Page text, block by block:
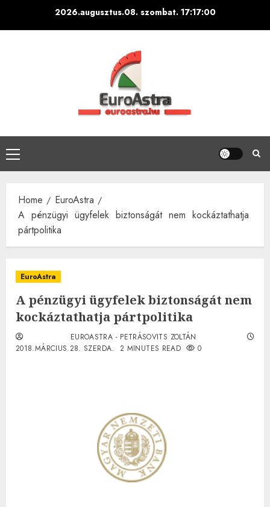
2026.augusztus.08. szombat.17:17:01
Primary
Menu
Home
EuroAstra
A pénzügyi ügyfelek biztonságát nem kockáztathatja
pártpolitika
EuroAstra
A pénzügyi ügyfelek biztonságát nem
kockáztathatja pártpolitika
EUROASTRA - PETRÁSOVITS ZOLTÁN
2018.MÁRCIUS.28. SZERDA.
2 MINUTES READ 0